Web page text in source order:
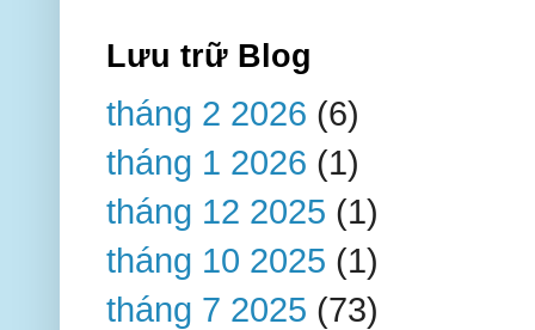
Lưu trữ Blog
tháng 2 2026 (6)
tháng 1 2026 (1)
tháng 12 2025 (1)
tháng 10 2025 (1)
tháng 7 2025 (73)